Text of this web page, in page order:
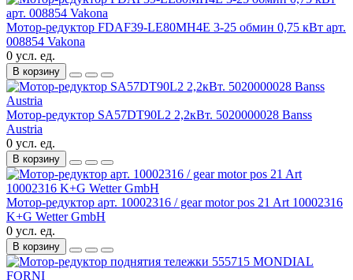
Мотор-редуктор FDAF39-LE80MH4E 3-25 обмин 0,75 кВт арт.
008854 Vakona
0 усл. ед.
В корзину
Мотор-редуктор SA57DT90L2 2,2кВт. 5020000028 Banss
Austria
0 усл. ед.
В корзину
Мотор-редуктор арт. 10002316 / gear motor pos 21 Art 10002316
K+G Wetter GmbH
0 усл. ед.
В корзину